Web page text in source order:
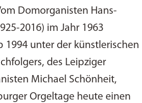
Domorganisten Hans-
2016) im Jahr 1963
1994 unter der künstlerischen
des Leipziger
Michael Schönheit,
Orgeltage heute einen